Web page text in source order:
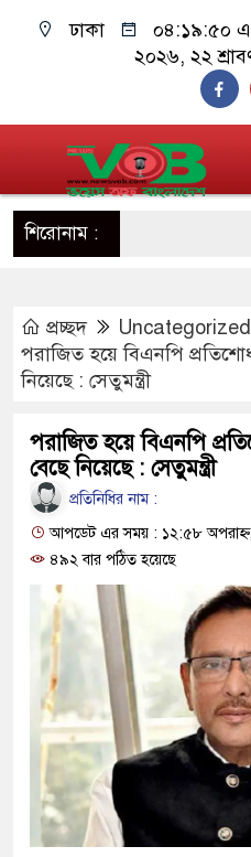
ঢাকা ০৪:১৯:৫১
২০২৬, ২২
শিরোনাম :
প্রচ্ছদ
Uncategorized
পরাজিত হয়ে বিএনপি
নিয়েছে : সেতুমন্ত্রী
পরাজিত হয়ে বিএনপি
বেছে নিয়েছে : সেতুমন্ত্রী
প্রতিনিধির নাম :
আপডেট এর সময় : ১২:৫৮
৪৯২ বার পঠিত হয়েছে